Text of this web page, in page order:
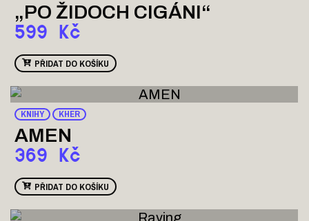
„PO ŽIDOCH CIGÁNI“
599 Kč
PŘIDAT DO KOŠÍKU
KNIHY KHER
AMEN
369 Kč
PŘIDAT DO KOŠÍKU